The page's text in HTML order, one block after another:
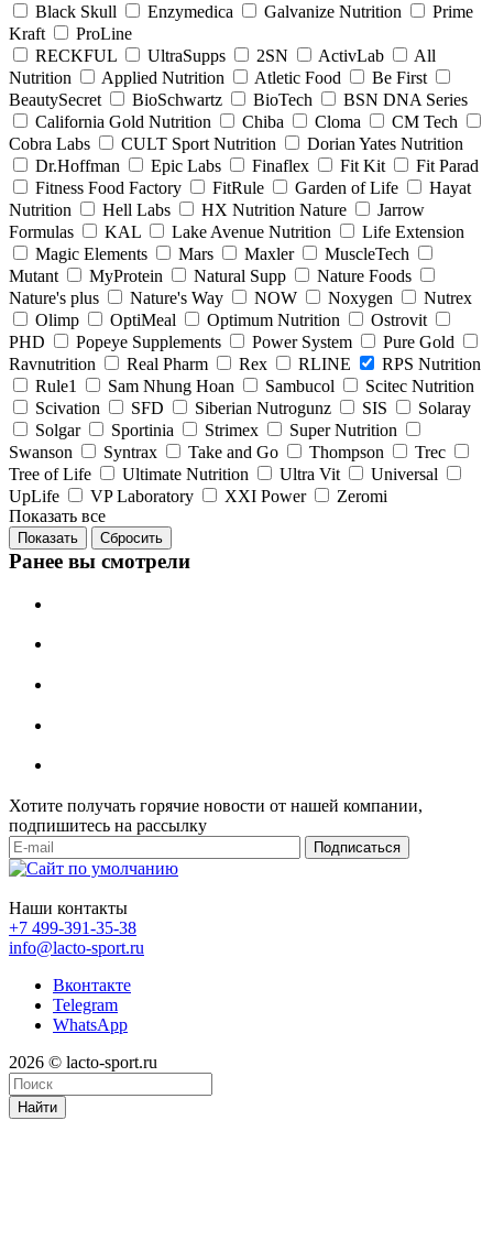
Black Skull
Enzymedica Galvanize Nutrition
Prime
Kraft
ProLine
RECKFUL
UltraSupps 2SN ActivLab
All
Nutrition
Applied Nutrition Atletic Food
Be First
BeautySecret
BioSchwartz BioTech
BSN DNA Series
California Gold Nutrition
Chiba Cloma
CM Tech
Cobra Labs
CULT Sport Nutrition
Dorian Yates Nutrition
Dr.Hoffman
Epic Labs Finaflex Fit Kit
Fit Parad
Fitness Food Factory
FitRule Garden of Life
Hayat
Nutrition
Hell Labs HX Nutrition Nature
Jarrow
Formulas
KAL Lake Avenue Nutrition
Life Extension
Magic Elements
Mars Maxler
MuscleTech
Mutant
MyProtein Natural Supp
Nature Foods
Nature's plus
Nature's Way NOW Noxygen
Nutrex
Olimp
OptiMeal Optimum Nutrition
Ostrovit
PHD
Popeye Supplements Power System
Pure Gold
Ravnutrition
Real Pharm Rex RLINE
RPS Nutrition
Rule1
Sam Nhung Hoan Sambucol
Scitec Nutrition
Scivation
SFD Siberian Nutrogunz SIS
Solaray
Solgar
Sportinia Strimex
Super Nutrition
Swanson
Syntrax Take and Go Thompson
Trec
Tree of Life
Ultimate Nutrition Ultra Vit
Universal
UpLife
VP Laboratory XXI Power
Zeromi
Показать все
Сбросить
Ранее вы смотрели
Хотите получать горячие новости от нашей компании,
подпишитесь на рассылку
Наши контакты
+7 499-391-35-38
info@lacto-sport.ru
Вконтакте
Telegram
WhatsApp
2026 © lacto-sport.ru
Найти